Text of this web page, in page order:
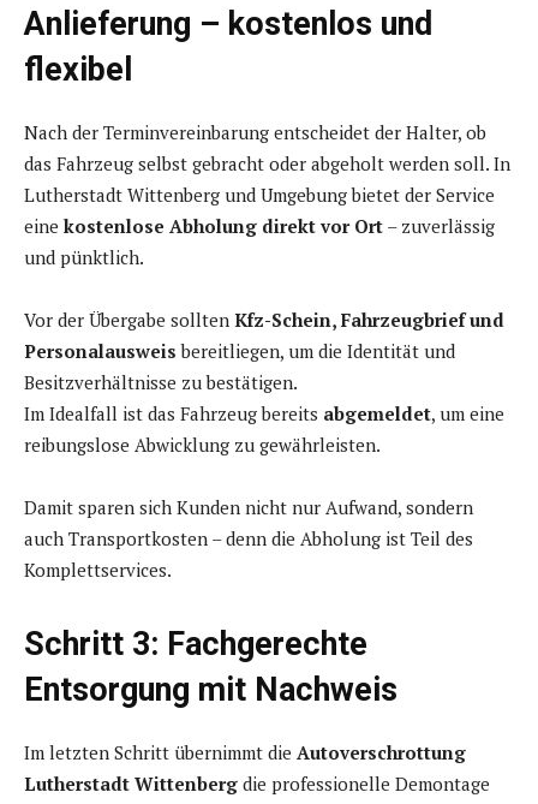
Anlieferung – kostenlos und
flexibel
Nach der Terminvereinbarung entscheidet der Halter, ob
das Fahrzeug selbst gebracht oder abgeholt werden soll. In
Lutherstadt Wittenberg und Umgebung bietet der Service
eine kostenlose Abholung direkt vor Ort – zuverlässig
und pünktlich.
Vor der Übergabe sollten Kfz-Schein, Fahrzeugbrief und
Personalausweis bereitliegen, um die Identität und
Besitzverhältnisse zu bestätigen.
Im Idealfall ist das Fahrzeug bereits abgemeldet, um eine
reibungslose Abwicklung zu gewährleisten.
Damit sparen sich Kunden nicht nur Aufwand, sondern
auch Transportkosten – denn die Abholung ist Teil des
Komplettservices.
Schritt 3: Fachgerechte
Entsorgung mit Nachweis
Im letzten Schritt übernimmt die Autoverschrottung
Lutherstadt Wittenberg die professionelle Demontage